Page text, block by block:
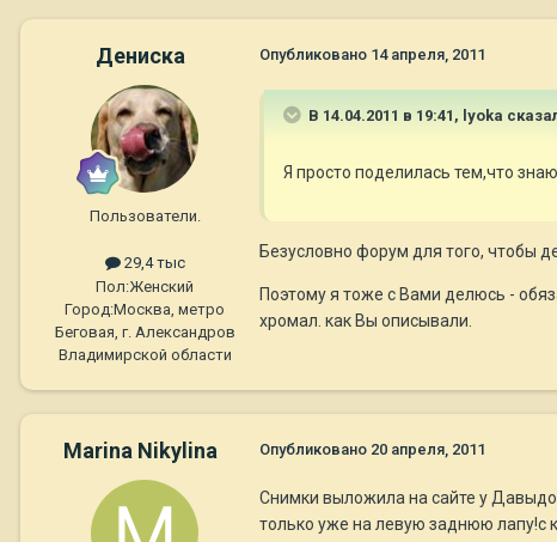
Дениска
Пользователи.
29,4 тыс
Пол:Женский
Город:Москва, метро
Беговая, г. Александров
Владимирской области
Опубликовано 14 апреля, 2011
В 14.04.2011 в 19:41, lyoka
Я просто поделилась тем,что
Безусловно форум для того, чтобы
Поэтому я тоже с Вами делюсь -
хромал. как Вы описывали.
Marina Nikylina Опубликовано 20 апреля, 2011
Снимки выложила на сайте у
только уже на левую заднюю лапу!с